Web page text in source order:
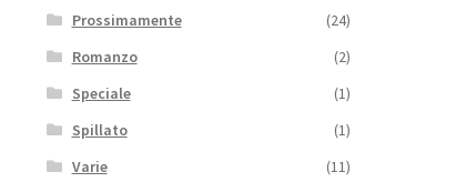
Prossimamente
(24)
Romanzo
(2)
Speciale
(1)
Spillato
(1)
Varie
(11)